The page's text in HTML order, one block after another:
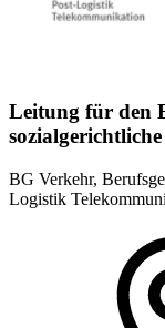
Leitung für den
BG Verkehr,
Logistik